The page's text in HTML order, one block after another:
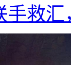
手救